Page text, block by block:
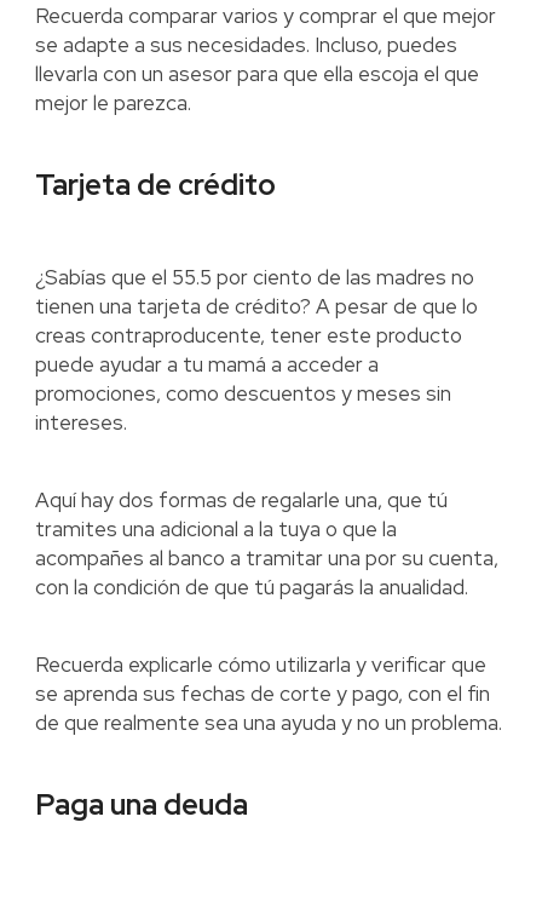
Recuerda comparar varios y comprar el que mejor
se adapte a sus necesidades. Incluso, puedes
llevarla con un asesor para que ella escoja el que
mejor le parezca.
Tarjeta de crédito
¿Sabías que el 55.5 por ciento de las madres no
tienen una tarjeta de crédito? A pesar de que lo
creas contraproducente, tener este producto
puede ayudar a tu mamá a acceder a
promociones, como descuentos y meses sin
intereses.
Aquí hay dos formas de regalarle una, que tú
tramites una adicional a la tuya o que la
acompañes al banco a tramitar una por su cuenta,
con la condición de que tú pagarás la anualidad.
Recuerda explicarle cómo utilizarla y verificar que
se aprenda sus fechas de corte y pago, con el fin
de que realmente sea una ayuda y no un problema.
Paga una deuda